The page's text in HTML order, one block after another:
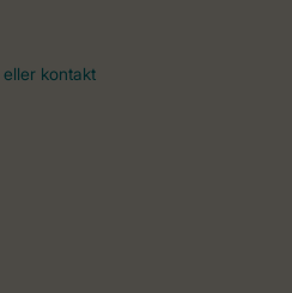
eller kontakt